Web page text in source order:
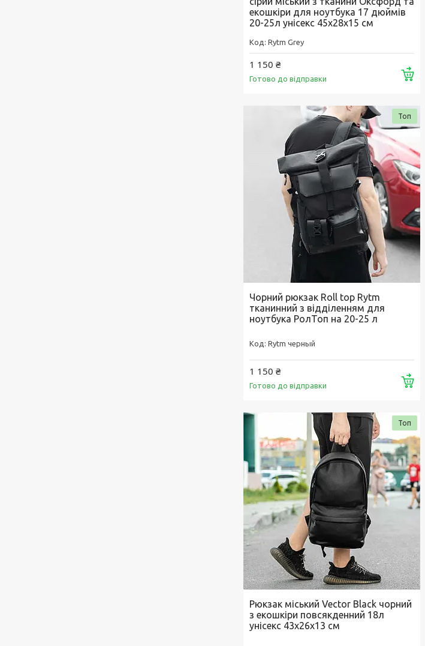
екошкіри для ноутбука 17 дюймів
20-25л унісекс 45х28х15 см
Rytm Grey
1 150 ₴
Готово до відправки
Топ
Чорний рюкзак Roll top Rytm
тканинний з відділенням для
ноутбука РолТоп на 20-25 л
Rytm черный
1 150 ₴
Готово до відправки
Топ
Рюкзак міський Vector Black чорний
з екошкіри повсякденний 18л
унісекс 43х26х13 см